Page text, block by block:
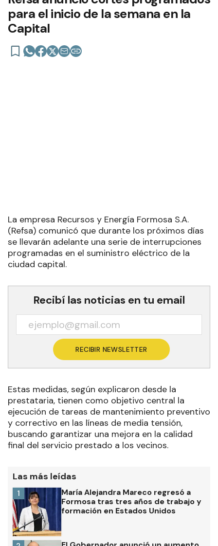
SOCIEDAD
Refsa anunció cortes programados
para el inicio de la semana en la
La empresa Recursos y Energía Formosa S.A.
(Refsa) comunicó que durante los próximos días
ciudad capital.
Recibí las noticias en tu email
RECIBIR NEWSLETTER
Estas medidas, según explicaron desde la
prestataria, tienen como objetivo central la
ejecución de tareas de mantenimiento preventivo
buscando garantizar una mejora en la calidad
final del servicio prestado a los vecinos.
Las más leídas
Formosa tras tres años de trabajo y
1